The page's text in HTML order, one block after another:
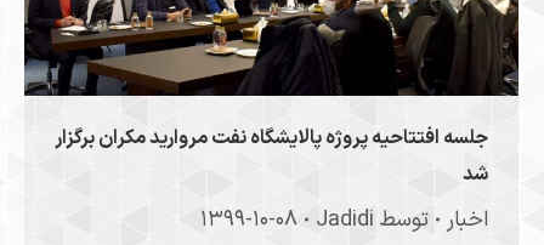
جلسه‌ افتتاحیه پروژه پالایشگاه نفت مروارید مکران برگزار
شد
اخبار توسط Jadidi ۱۳۹۹-۱۰-۰۸